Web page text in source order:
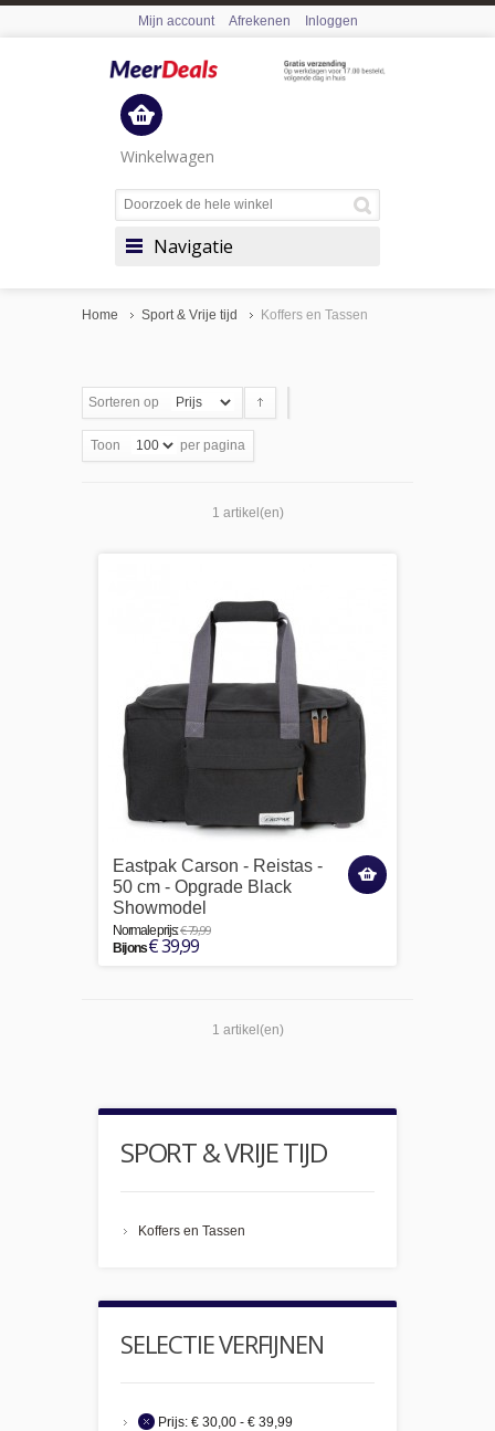
Mijn account Afrekenen Inloggen
Winkelwagen
Navigatie
Home Sport & Vrije tijd Koffers en Tassen
Sorteren op
Toon per pagina
1 artikel(en)
Eastpak Carson - Reistas -
50 cm - Opgrade Black
Showmodel
Normale prijs:€ 79,99
Bij ons€ 39,99
1 artikel(en)
SPORT & VRIJE TIJD
Koffers en Tassen
SELECTIE VERFIJNEN
Prijs: € 30,00 - € 39,99